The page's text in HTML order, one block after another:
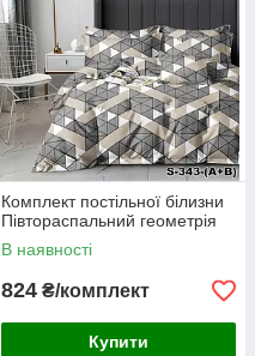
Комплект постільної білизни
Півтораспальний геометрія
В наявності
824 ₴/комплект
Купити